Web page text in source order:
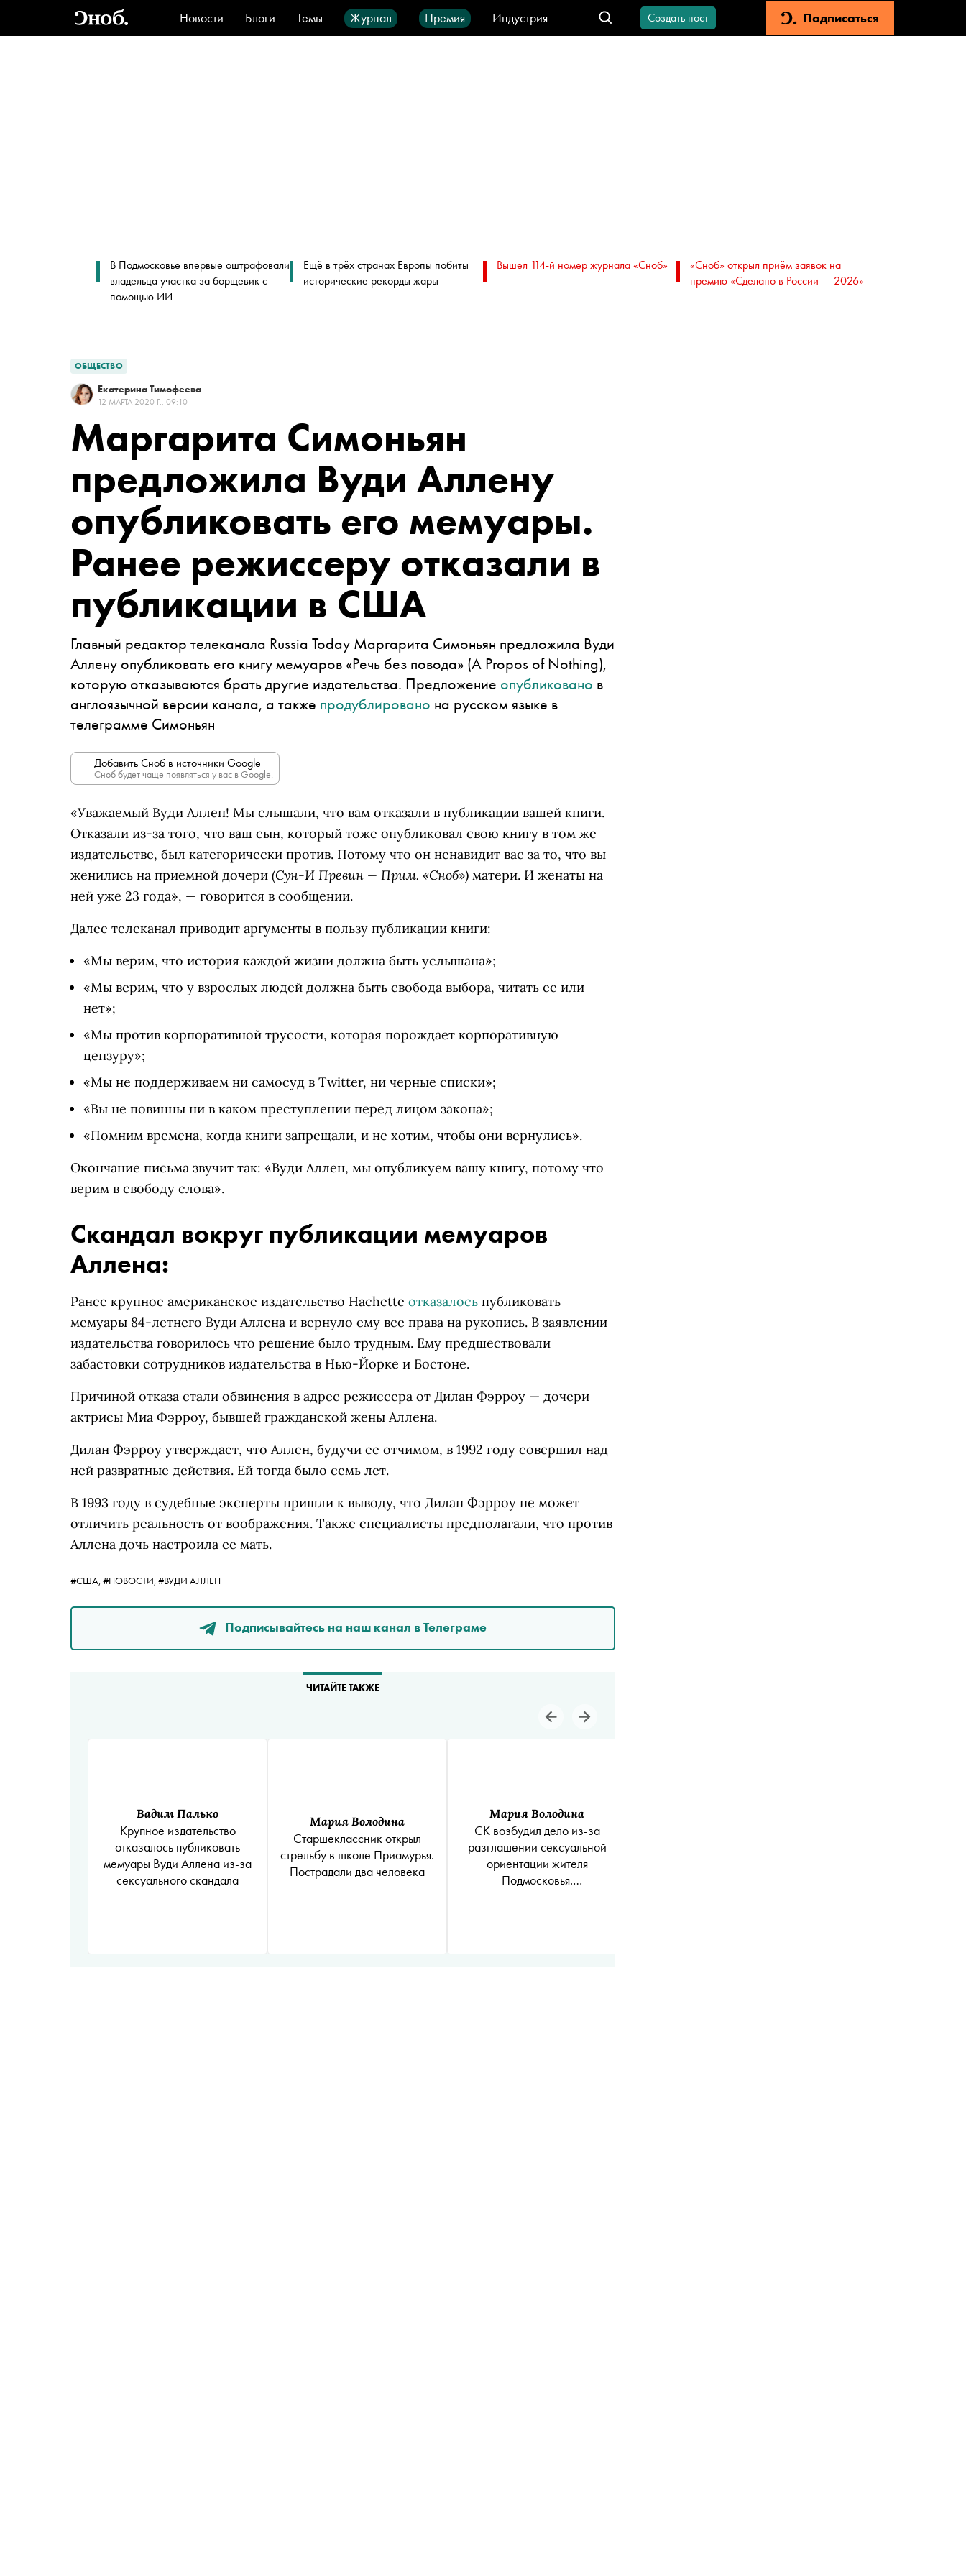
Новости Блоги Темы Журнал Премия
Индустрия
Стиль
Видео Город IT-продукты
Создать пост Подписаться
В Подмосковье впервые оштрафовали
владельца участка за борщевик с
помощью ИИ
Ещё в трёх странах Европы побиты
исторические рекорды жары
Вышел 114-й номер журнала «Сноб»
«Сноб» открыл приём заявок на
премию «Сделано в России — 2026»
ОБЩЕСТВО
Екатерина Тимофеева
12 МАРТА 2020 Г., 09:10
Маргарита Симоньян
предложила Вуди Аллену
опубликовать его мемуары.
Ранее режиссеру отказали в
публикации в США
Главный редактор телеканала Russia Today Маргарита Симоньян предложила Вуди
Аллену опубликовать его книгу мемуаров «Речь без повода» (A Propos of Nothing),
которую отказываются брать другие издательства. Предложение опубликовано в
англоязычной версии канала, а также продублировано на русском языке в
телеграмме Симоньян
Добавить Сноб в источники Google
Сноб будет чаще появляться у вас в Google.
«Уважаемый Вуди Аллен! Мы слышали, что вам отказали в публикации вашей книги.
Отказали из-за того, что ваш сын, который тоже опубликовал свою книгу в том же
издательстве, был категорически против. Потому что он ненавидит вас за то, что вы
женились на приемной дочери (Сун-И Превин — Прим. «Сноб») матери. И женаты на
ней уже 23 года», — говорится в сообщении.
Далее телеканал приводит аргументы в пользу публикации книги:
«Мы верим, что история каждой жизни должна быть услышана»;
«Мы верим, что у взрослых людей должна быть свобода выбора, читать ее или
нет»;
«Мы против корпоративной трусости, которая порождает корпоративную
цензуру»;
«Мы не поддерживаем ни самосуд в Twitter, ни черные списки»;
«Вы не повинны ни в каком преступлении перед лицом закона»;
«Помним времена, когда книги запрещали, и не хотим, чтобы они вернулись».
Окончание письма звучит так: «Вуди Аллен, мы опубликуем вашу книгу, потому что
верим в свободу слова».
Скандал вокруг публикации мемуаров
Аллена:
Ранее крупное американское издательство Hachette отказалось публиковать
мемуары 84-летнего Вуди Аллена и вернуло ему все права на рукопись. В заявлении
издательства говорилось что решение было трудным. Ему предшествовали
забастовки сотрудников издательства в Нью-Йорке и Бостоне.
Причиной отказа стали обвинения в адрес режиссера от Дилан Фэрроу — дочери
актрисы Миа Фэрроу, бывшей гражданской жены Аллена.
Дилан Фэрроу утверждает, что Аллен, будучи ее отчимом, в 1992 году совершил над
ней развратные действия. Ей тогда было семь лет.
В 1993 году в судебные эксперты пришли к выводу, что Дилан Фэрроу не может
отличить реальность от воображения. Также специалисты предполагали, что против
Аллена дочь настроила ее мать.
#США, #НОВОСТИ, #ВУДИ АЛЛЕН
Подписывайтесь на наш канал в Телеграме
ЧИТАЙТЕ ТАКЖЕ
Вадим Палько
Крупное издательство
отказалось публиковать
мемуары Вуди Аллена из-за
сексуального скандала
Мария Володина
Старшеклассник открыл
стрельбу в школе Приамурья.
Пострадали два человека
Мария Володина
СК возбудил дело из-за
разглашении сексуальной
ориентации жителя
Подмосковья.